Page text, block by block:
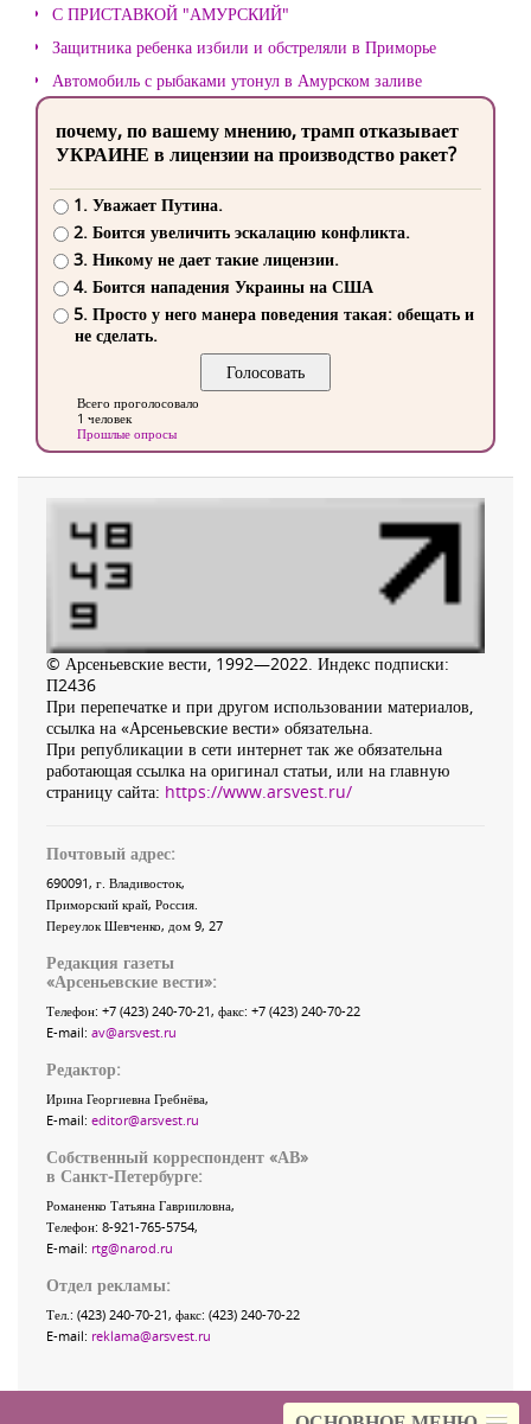
С ПРИСТАВКОЙ "АМУРСКИЙ"
Защитника ребенка избили и обстреляли в Приморье
Автомобиль с рыбаками утонул в Амурском заливе
почему, по вашему мнению, трамп отказывает
УКРАИНЕ в лицензии на производство ракет?
1. Уважает Путина.
2. Боится увеличить эскалацию конфликта.
3. Никому не дает такие лицензии.
4. Боится нападения Украины на США
5. Просто у него манера поведения такая: обещать и
не сделать.
Всего проголосовало
1 человек
Прошлые опросы
© Арсеньевские вести, 1992—2022. Индекс подписки:
П2436
При перепечатке и при другом использовании материалов,
ссылка на «Арсеньевские вести» обязательна.
При републикации в сети интернет так же обязательна
работающая ссылка на оригинал статьи, или на главную
страницу сайта: https://www.arsvest.ru/
Почтовый адрес:
690091, г. Владивосток,
Приморский край, Россия
Переулок Шевченко, дом 9, 27
Редакция газеты
«Арсеньевские вести»:
Телефон: +7 (423) 240-70-21, факс: +7 (423) 240-70-22
E-mail: av@arsvest.ru
Редактор:
Ирина Георгиевна Гребнёва,
E-mail: editor@arsvest.ru
Собственный корреспондент «АВ»
в Санкт-Петербурге:
Романенко Татьяна Гаврииловна,
Телефон: 8-921-765-5754,
E-mail: rtg@narod.ru
Отдел рекламы:
Тел.: (423) 240-70-21, факс: (423) 240-70-22
E-mail: reklama@arsvest.ru